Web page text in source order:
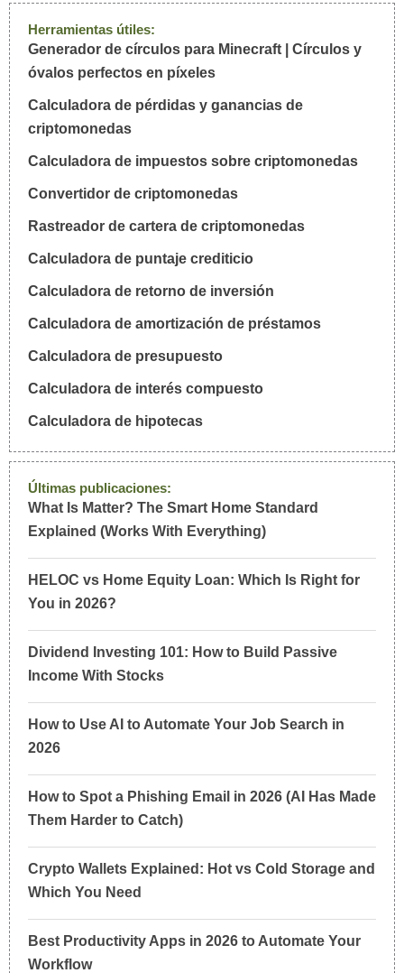
Herramientas útiles:
Generador de círculos para Minecraft | Círculos y
óvalos perfectos en píxeles
Calculadora de pérdidas y ganancias de
criptomonedas
Calculadora de impuestos sobre criptomonedas
Convertidor de criptomonedas
Rastreador de cartera de criptomonedas
Calculadora de puntaje crediticio
Calculadora de retorno de inversión
Calculadora de amortización de préstamos
Calculadora de presupuesto
Calculadora de interés compuesto
Calculadora de hipotecas
Últimas publicaciones:
What Is Matter? The Smart Home Standard
Explained (Works With Everything)
HELOC vs Home Equity Loan: Which Is Right for
You in 2026?
Dividend Investing 101: How to Build Passive
Income With Stocks
How to Use AI to Automate Your Job Search in
2026
How to Spot a Phishing Email in 2026 (AI Has Made
Them Harder to Catch)
Crypto Wallets Explained: Hot vs Cold Storage and
Which You Need
Best Productivity Apps in 2026 to Automate Your
Workflow